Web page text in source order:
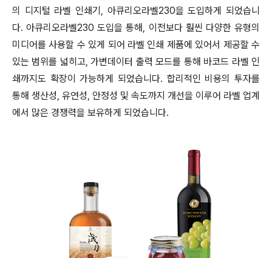
의 디지털 라벨 인쇄기, 아큐리오라벨230을 도입하게 되었습니
다. 아큐리오라벨230 도입을 통해, 이전보다 훨씬 다양한 유형의
미디어를 사용할 수 있게 되어 라벨 인쇄 제품에 있어서 제공할 수
있는 범위를 넓히고, 가변데이터 출력 모드를 통해 바코드 라벨 인
쇄까지도 확장이 가능하게 되었습니다. 합리적인 비용의 투자를
통해 생산성, 유연성, 안정성 및 속도까지 개선을 이루어 라벨 업계
에서 많은 경쟁력을 보유하게 되었습니다.